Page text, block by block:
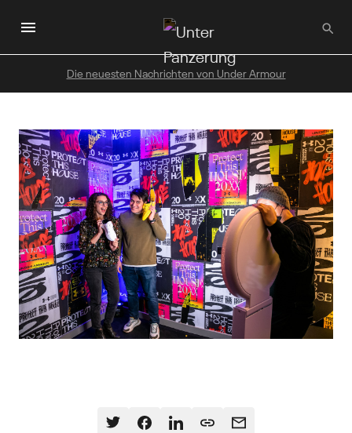
Hauptinhalt
Die neuesten Nachrichten von Under Armour